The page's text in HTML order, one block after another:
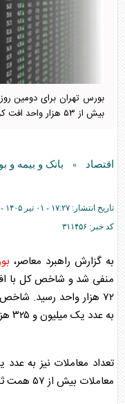
بورس تهران برای دومین
بیش از ۵۳ هزار واحد افت کرد.
اقتصاد » بانک و بیمه و
تاریخ انتشار: ۱۷:۲۷ - ۰۱ تير ۱۴۰۵ -
کد خبر: ۳۱۱۴۵۶
به گزارش راهبرد معاصر،
به عدد یک میلیون و ۳۲۵ هزار واحد رسید.
معاملات بیش از ۵۷ همت ثبت شده است.